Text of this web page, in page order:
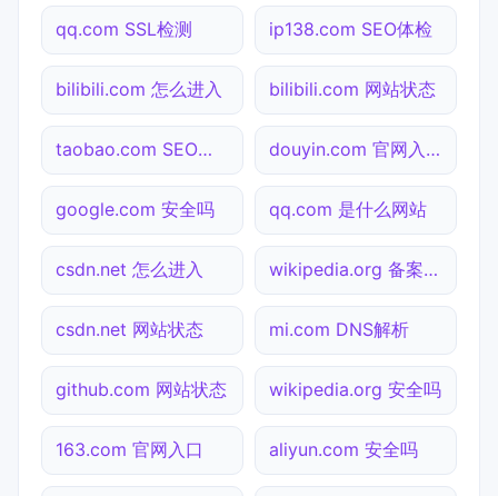
qq.com SSL检测 ip138.com SEO体检
bilibili.com 怎么进入 bilibili.com 网站状态
taobao.com SEO体检 douyin.com 官网入口
google.com 安全吗 qq.com 是什么网站
csdn.net 怎么进入 wikipedia.org 备案查询
csdn.net 网站状态 mi.com DNS解析
github.com 网站状态 wikipedia.org 安全吗
163.com 官网入口 aliyun.com 安全吗